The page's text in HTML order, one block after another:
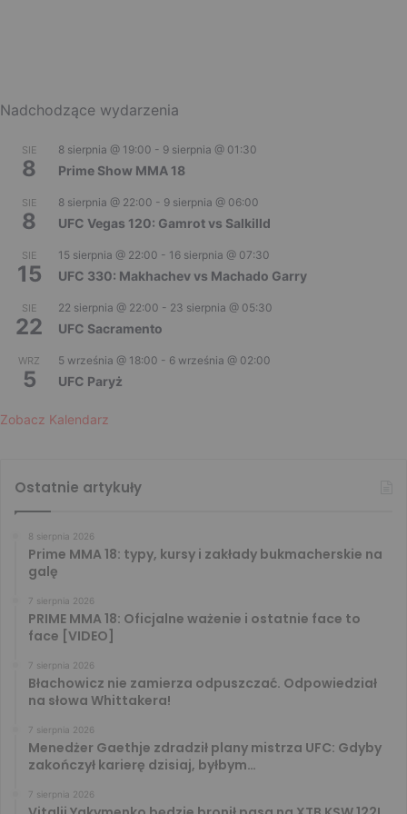
Nadchodzące wydarzenia
SIE
8
8 sierpnia @ 19:00 - 9 sierpnia @ 01:30
Prime Show MMA 18
SIE
8
8 sierpnia @ 22:00 - 9 sierpnia @ 06:00
UFC Vegas 120: Gamrot vs Salkilld
SIE
15
15 sierpnia @ 22:00 - 16 sierpnia @ 07:30
UFC 330: Makhachev vs Machado Garry
SIE
22
22 sierpnia @ 22:00 - 23 sierpnia @ 05:30
UFC Sacramento
WRZ
5
5 września @ 18:00 - 6 września @ 02:00
UFC Paryż
Zobacz Kalendarz
Ostatnie artykuły
8 sierpnia 2026
Prime MMA 18: typy, kursy i zakłady bukmacherskie na
galę
7 sierpnia 2026
PRIME MMA 18: Oficjalne ważenie i ostatnie face to
face [VIDEO]
7 sierpnia 2026
Błachowicz nie zamierza odpuszczać. Odpowiedział
na słowa Whittakera!
7 sierpnia 2026
Menedżer Gaethje zdradził plany mistrza UFC: Gdyby
zakończył karierę dzisiaj, byłbym…
7 sierpnia 2026